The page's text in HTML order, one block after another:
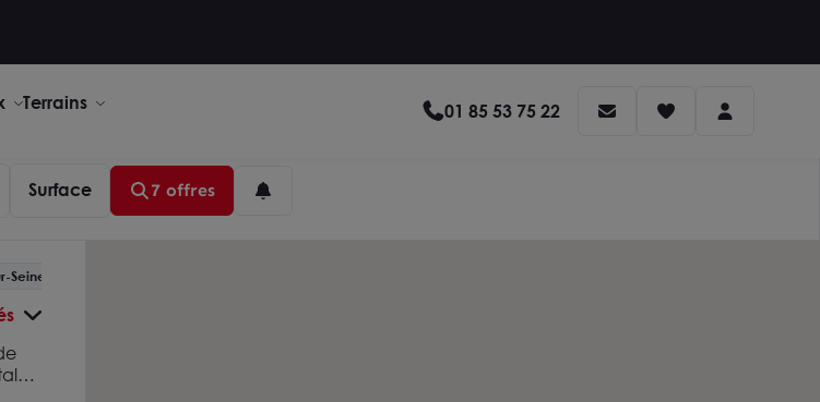
Terrains 01 85 53 75 22
Surface 7 offres
Seine